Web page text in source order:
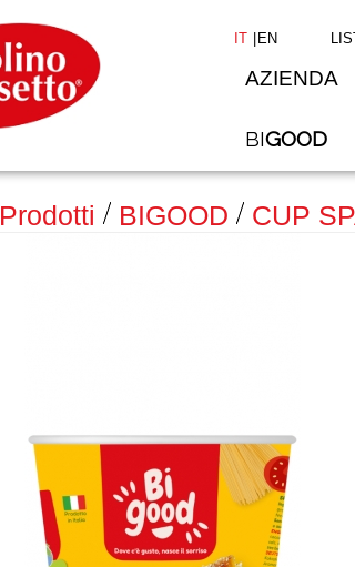
IT EN
AZIENDA
BIGOOD
Prodotti BIGOOD CUP